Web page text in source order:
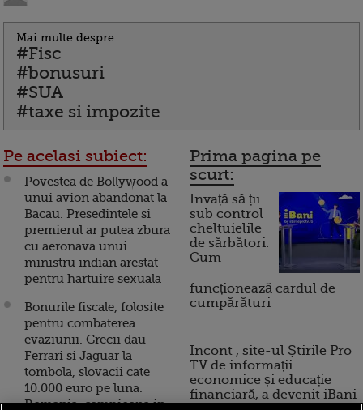
Mai multe despre:
#Fisc
#bonusuri
#SUA
#taxe si impozite
Pe acelasi subiect:
Povestea de Bollywood a
unui avion abandonat la
Bacau. Presedintele si
premierul ar putea zbura
cu aeronava unui
ministru indian arestat
pentru hartuire sexuala
Bonurile fiscale, folosite
pentru combaterea
evaziunii. Grecii dau
Ferrari si Jaguar la
tombola, slovacii cate
10.000 euro pe luna.
Romania, campioana in
Prima pagina pe
scurt:
Invață să ții
sub control
cheltuielile
de sărbători.
Cum
funcționează cardul de
cumpărături
Incont , site-ul Știrile Pro
TV de informații
economice și educație
financiară, a devenit iBani